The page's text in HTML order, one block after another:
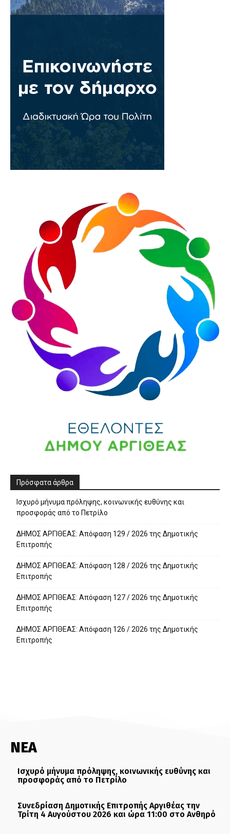
Πρόσφατα άρθρα
Ισχυρό μήνυμα πρόληψης, κοινωνικής ευθύνης και
προσφοράς από το Πετρίλο
ΔΗΜΟΣ ΑΡΓΙΘΕΑΣ: Απόφαση 129 / 2026 της Δημοτικής
Επιτροπής
ΔΗΜΟΣ ΑΡΓΙΘΕΑΣ: Απόφαση 128 / 2026 της Δημοτικής
Επιτροπής
ΔΗΜΟΣ ΑΡΓΙΘΕΑΣ: Απόφαση 127 / 2026 της Δημοτικής
Επιτροπής
ΔΗΜΟΣ ΑΡΓΙΘΕΑΣ: Απόφαση 126 / 2026 της Δημοτικής
Επιτροπής
ΝΕΑ
Ισχυρό μήνυμα πρόληψης, κοινωνικής ευθύνης και
προσφοράς από το Πετρίλο
Συνεδρίαση Δημοτικής Επιτροπής Αργιθέας την
Τρίτη 4 Αυγούστου 2026 και ώρα 11:00 στο Ανθηρό